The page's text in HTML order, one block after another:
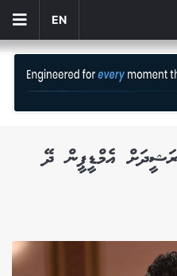
EN
އެމްޑީޕީން ދޭ